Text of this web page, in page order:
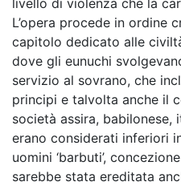
livello di violenza che la
L’opera procede in ordine
capitolo dedicato alle
dove gli eunuchi
servizio al sovrano, che
principi e talvolta anche il
società assira, babilonese,
erano considerati inferiori
uomini ‘barbuti’,
sarebbe stata ereditata